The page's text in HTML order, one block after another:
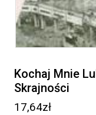
Kochaj Mnie
Skrajności
17,64zł